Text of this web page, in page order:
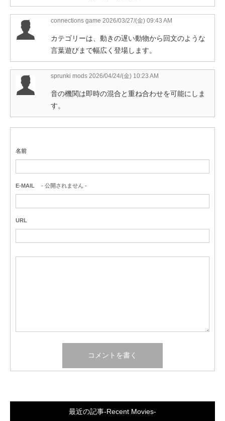
connections game 2026/03/27/(金) 09:43 AM
カテゴリーは、動きの遅い動物から回文のような
言葉遊びまで幅広く登場します。
sprunki mods 2026/04/24/(金) 10:23 AM
音の機関は即時の混合と重ね合わせを可能にしま
す。
名前
E-MAIL - 公開されません -
URL
最近の記事-Recent Movies-